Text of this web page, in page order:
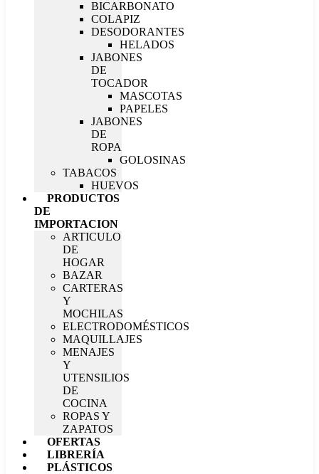
BICARBONATO
COLAPIZ
DESODORANTES
HELADOS
JABONES
DE
TOCADOR
MASCOTAS
PAPELES
JABONES
DE
ROPA
GOLOSINAS
TABACOS
HUEVOS
PRODUCTOS
DE
IMPORTACION
ARTICULO
DE
HOGAR
BAZAR
CARTERAS
Y
MOCHILAS
ELECTRODOMÉSTICOS
MAQUILLAJES
MENAJES
Y
UTENSILIOS
DE
COCINA
ROPAS Y
ZAPATOS
OFERTAS
LIBRERÍA
PLÁSTICOS